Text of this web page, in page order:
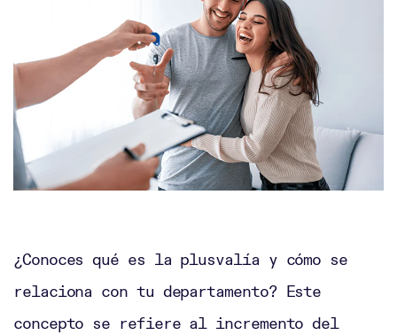
¿Conoces qué es la plusvalía y cómo se
relaciona con tu departamento? Este
concepto se refiere al incremento del